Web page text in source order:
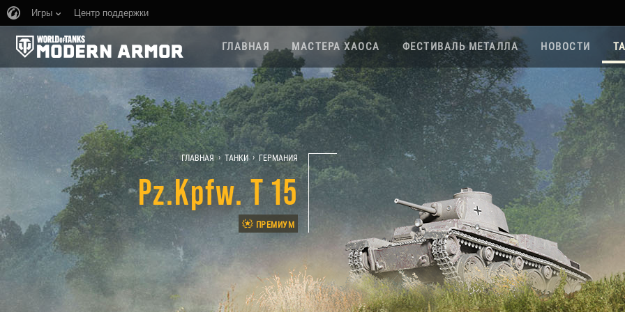
Игры Центр поддержки
ГЛАВНАЯ МАСТЕРА ХАОСА ФЕСТИВАЛЬ МЕТАЛЛА НОВОСТИ
ГЛАВНАЯ › ТАНКИ › ГЕРМАНИЯ
Pz.Kpfw. T 15
ПРЕМИУМ